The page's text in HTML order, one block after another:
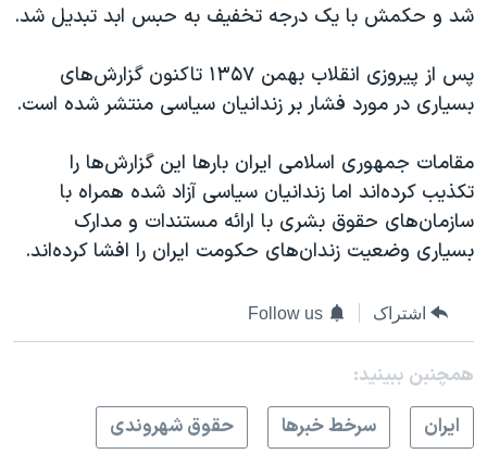
شد و حکمش با یک درجه تخفیف به حبس ابد تبدیل شد.
پس از پیروزی انقلاب بهمن ۱۳۵۷ تاکنون گزارش‌های
بسیاری در مورد فشار بر زندانیان سیاسی منتشر شده است.
مقامات جمهوری اسلامی ایران بارها این گزارش‌ها را
تکذیب کرده‌اند اما زندانیان سیاسی آزاد شده همراه با
سازمان‌های حقوق بشری با ارائه مستندات و مدارک
بسیاری وضعیت زندان‌های حکومت ایران را افشا کرده‌اند.
اشتراک Follow us
همچنبن ببینید:
ايران
سرخط خبرها حقوق شهروندی